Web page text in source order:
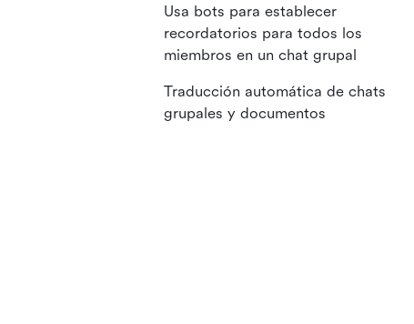
Usa bots para establecer
recordatorios para todos los
miembros en un chat grupal
Traducción automática de chats
grupales y documentos